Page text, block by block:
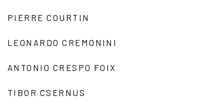
PIERRE COURTIN
LEONARDO CREMONINI
ANTONIO CRESPO FOIX
TIBOR CSERNUS